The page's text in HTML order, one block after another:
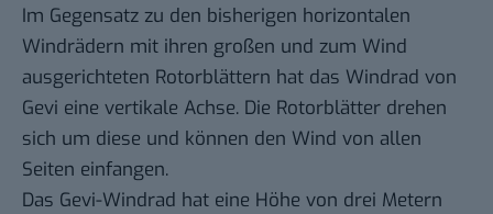
Im Gegensatz zu den bisherigen horizontalen
Windrädern mit ihren großen und zum Wind
ausgerichteten Rotorblättern hat das Windrad von
Gevi eine vertikale Achse. Die Rotorblätter drehen
sich um diese und können den Wind von allen
Seiten einfangen.
Das Gevi-Windrad hat eine Höhe von drei Metern